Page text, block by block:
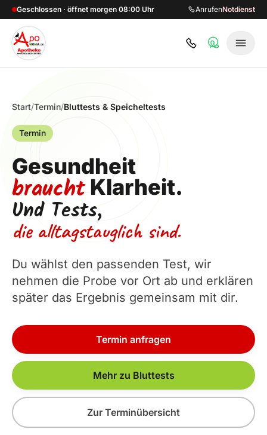
Zum Hauptinhalt springen
Geschlossen · öffnet morgen 08:00 Uhr AnrufenNotdienst
Start/Termin/Bluttests & Speicheltests
Termin
Gesundheit
braucht Klarheit.
Und Tests,
die alltagstauglich sind.
Du wählst den passenden Test, wir
nehmen die Probe vor Ort ab und erklären
später das Ergebnis gemeinsam mit dir.
Termin anfragen
Mehr zu Bluttests
Zur Terminübersicht